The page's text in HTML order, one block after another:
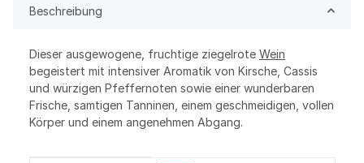
Beschreibung
Dieser ausgewogene, fruchtige ziegelrote Wein
begeistert mit intensiver Aromatik von Kirsche, Cassis
und würzigen Pfeffernoten sowie einer wunderbaren
Frische, samtigen Tanninen, einem geschmeidigen, vollen
Körper und einem angenehmen Abgang.